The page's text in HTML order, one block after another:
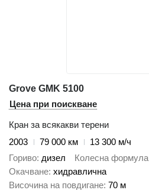
Grove GMK 5100
Цена при поискване
Кран за всякакви терени
2003
79 000 км
13 300 м/ч
Гориво дизел Колесна формула
Окачване хидравлична
Височина на повдигане 70 м